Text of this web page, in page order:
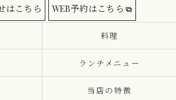
はこちら WEB予約はこちら
料理
ランチメニュー
当店の特徴